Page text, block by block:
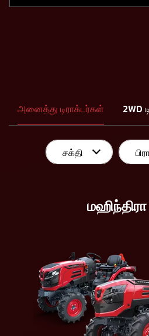
அனைத்து டிராக்டர்கள் 2WD
சக்தி